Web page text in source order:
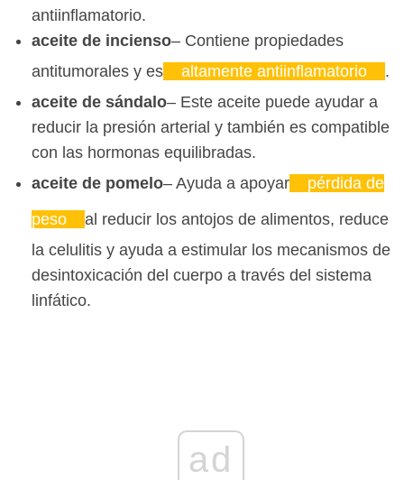
antiinflamatorio.
aceite de incienso– Contiene propiedades
antitumorales y es
altamente antiinflamatorio
.
aceite de sándalo– Este aceite puede ayudar a
reducir la presión arterial y también es compatible
con las hormonas equilibradas.
aceite de pomelo– Ayuda a apoyar
pérdida de
peso
al reducir los antojos de alimentos, reduce
la celulitis y ayuda a estimular los mecanismos de
desintoxicación del cuerpo a través del sistema
linfático.
ad